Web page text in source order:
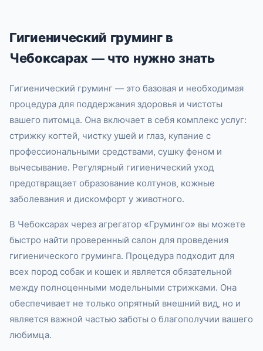
Гигиенический груминг в
Чебоксарах — что нужно знать
Гигиенический груминг — это базовая и необходимая
процедура для поддержания здоровья и чистоты
вашего питомца. Она включает в себя комплекс услуг:
стрижку когтей, чистку ушей и глаз, купание с
профессиональными средствами, сушку феном и
вычесывание. Регулярный гигиенический уход
предотвращает образование колтунов, кожные
заболевания и дискомфорт у животного.
В Чебоксарах через агрегатор «Груминго» вы можете
быстро найти проверенный салон для проведения
гигиенического груминга. Процедура подходит для
всех пород собак и кошек и является обязательной
между полноценными модельными стрижками. Она
обеспечивает не только опрятный внешний вид, но и
является важной частью заботы о благополучии вашего
любимца.